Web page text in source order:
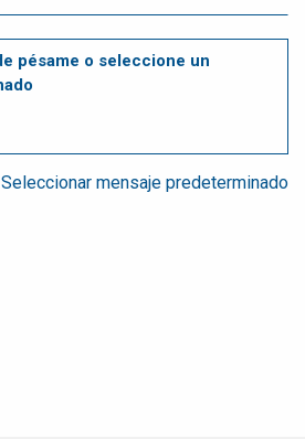
Seleccionar mensaje predeterminado